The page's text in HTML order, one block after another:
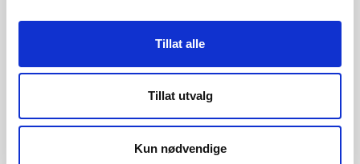
Tillat alle
Tillat utvalg
Kun nødvendige